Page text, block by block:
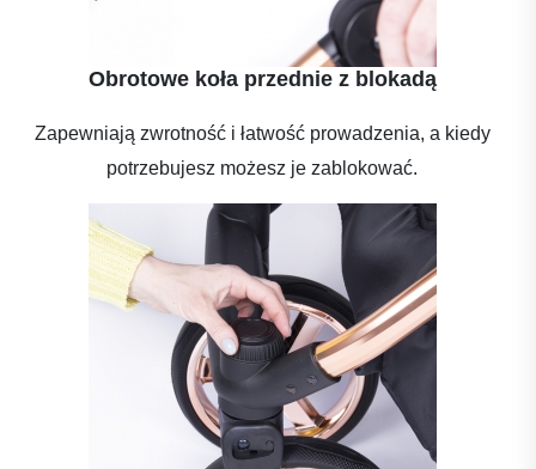
Obrotowe koła przednie z blokadą
Zapewniają zwrotność i łatwość prowadzenia, a kiedy
potrzebujesz możesz je zablokować.